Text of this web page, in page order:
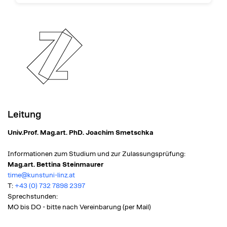
archive.aec.at/prix
Leitung
Univ.Prof. Mag.art. PhD. Joachim Smetschka
Informationen zum Studium und zur Zulassungsprüfung:
Mag.art. Bettina Steinmaurer
time@kunstuni-linz.at
T: +43 (0) 732 7898 2397
Sprechstunden:
MO bis DO - bitte nach Vereinbarung (per Mail)